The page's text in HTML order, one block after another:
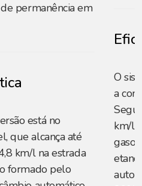
permanência em
está no
que alcança até
km/l na estrada
formado pelo
O
a
km/l